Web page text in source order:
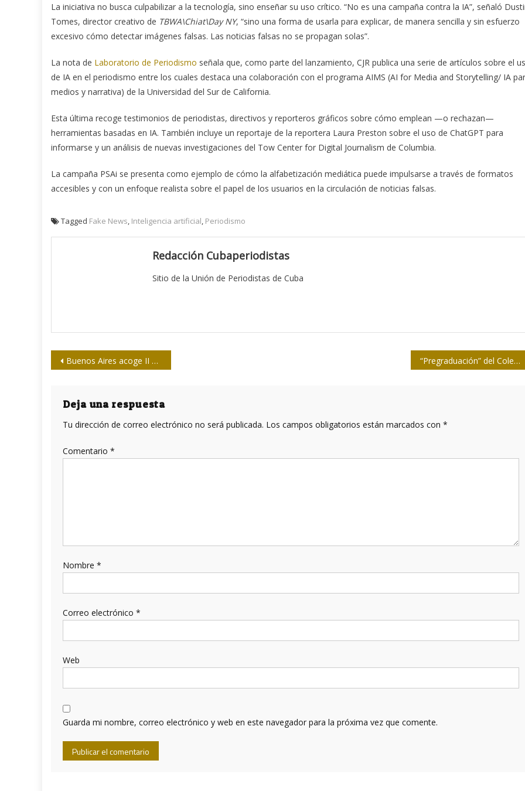
La iniciativa no busca culpabilizar a la tecnología, sino enseñar su uso crítico. “No es una campaña contra la IA”, señaló
Tomes, director creativo de TBWA\Chiat\Day NY, “sino una forma de usarla para explicar, de manera sencilla y sin esfuerzo
excesivo cómo detectar imágenes falsas. Las noticias falsas no se propagan solas”.
La nota de Laboratorio de Periodismo señala que, como parte del lanzamiento, CJR publica una serie de artículos sobre el
de IA en el periodismo entre los cuales destaca una colaboración con el programa AIMS (AI for Media and Storytelling/ IA
medios y narrativa) de la Universidad del Sur de California.
Esta última recoge testimonios de periodistas, directivos y reporteros gráficos sobre cómo emplean —o rechazan—
herramientas basadas en IA. También incluye un reportaje de la reportera Laura Preston sobre el uso de ChatGPT para
informarse y un análisis de nuevas investigaciones del Tow Center for Digital Journalism de Columbia.
La campaña PSAi se presenta como ejemplo de cómo la alfabetización mediática puede impulsarse a través de formatos
accesibles y con un enfoque realista sobre el papel de los usuarios en la circulación de noticias falsas.
Tagged Fake News, Inteligencia artificial, Periodismo
Redacción Cubaperiodistas
Sitio de la Unión de Periodistas de Cuba
Navegación
entradas
Buenos Aires acoge II Conferencia Internacional de Periodistas y Medios Solidarios con la Causa Saharaui “Pregraduación” del Colegio en la Casa de la Prensa
Deja una respuesta
Tu dirección de correo electrónico no será publicada. Los campos obligatorios están marcados con *
Comentario *
Nombre *
Correo electrónico *
Web
Guarda mi nombre, correo electrónico y web en este navegador para la próxima vez que comente.